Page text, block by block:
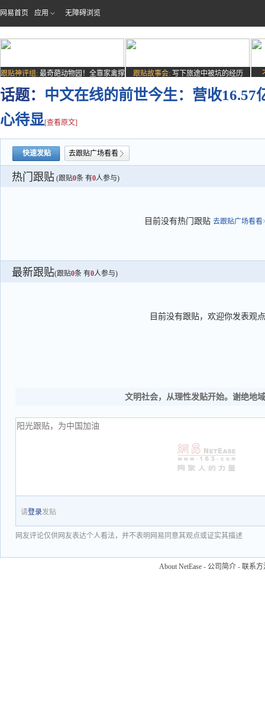
网易首页 应用 无障碍浏览
跟贴神评组: 最奇葩动物园！全靠家禽撑
场子
跟贴故事会: 写下旅途中被坑的经历
话题： 中文在线的前世今生：营收
心待显[查看原文]
快速发贴 去跟贴广场看看
热门跟贴 (跟贴0条 有0人参与)
目前没有热门跟贴 去跟贴广场看看
最新跟贴(跟贴0条 有0人参与)
目前没有跟贴，欢迎你发表观点
文明社会，从理性发贴开始。谢绝地
请登录发贴
网友评论仅供网友表达个人看法，并不表明网易同意其观点或证实其描述
About NetEase - 公司简介 - 联系方